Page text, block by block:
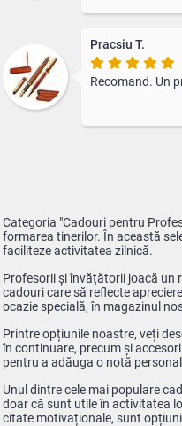
Pracsiu T.
Recomand. Un
Categoria "Cadouri pentru
formarea tinerilor. În această
faciliteze activitatea zilnică.
Profesorii și învățătorii joacă un
cadouri care să reflecte
ocazie specială, în magazinul
Printre opțiunile noastre, veți
în continuare, precum și
pentru a adăuga o notă
Unul dintre cele mai populare
doar că sunt utile în activitatea
citate motivaționale, sunt